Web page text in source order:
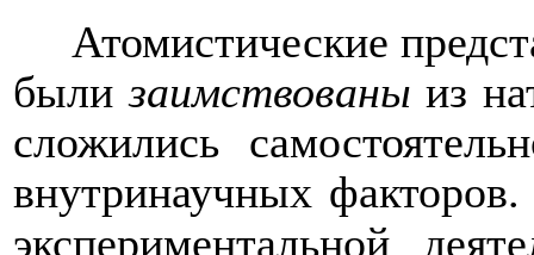
Атомистические
былизаимствованыиз
сложились
внутринаучных
экспериментальной